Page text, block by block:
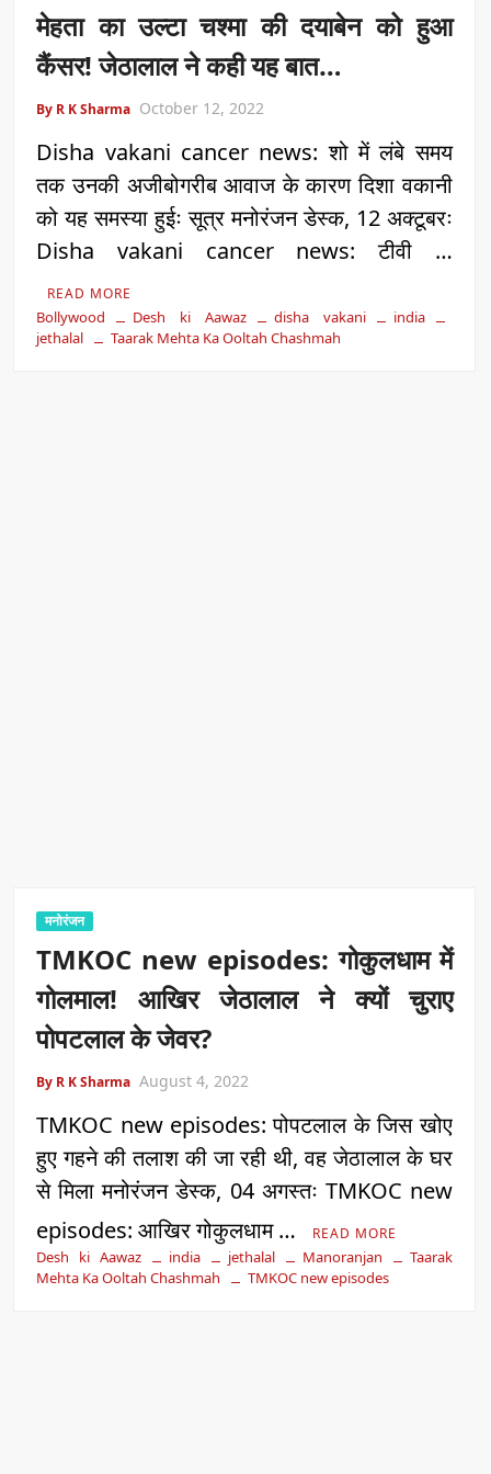
मेहता का उल्टा चश्मा की दयाबेन को हुआ
कैंसर! जेठालाल ने कही यह बात…
By R K Sharma October 12, 2022
Disha vakani cancer news: शो में लंबे समय
तक उनकी अजीबोगरीब आवाज के कारण दिशा वकानी
को यह समस्या हुईः सूत्र मनोरंजन डेस्क, 12 अक्टूबरः
Disha vakani cancer news: टीवी …
READ MORE
Bollywood Desh ki Aawaz disha vakani
india
jethalal
Taarak Mehta Ka Ooltah Chashmah
मनोरंजन
TMKOC new episodes: गोकुलधाम में
गोलमाल! आखिर जेठालाल ने क्यों चुराए
पोपटलाल के जेवर?
By R K Sharma August 4, 2022
TMKOC new episodes: पोपटलाल के जिस खोए
हुए गहने की तलाश की जा रही थी, वह जेठालाल के घर
से मिला मनोरंजन डेस्क, 04 अगस्तः TMKOC new
episodes: आखिर गोकुलधाम …
READ MORE
Desh ki Aawaz india jethalal Manoranjan
Taarak
Mehta Ka Ooltah Chashmah
TMKOC new episodes